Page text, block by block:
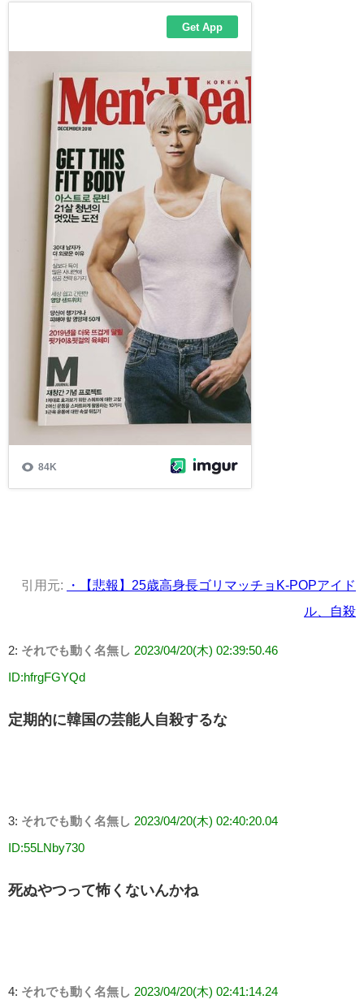
引用元:
・【悲報】25歳高身長ゴリマッチョK-POPアイド
ル、自殺
2: それでも動く名無し 2023/04/20(木) 02:39:50.46
ID:hfrgFGYQd
定期的に韓国の芸能人自殺するな
3: それでも動く名無し 2023/04/20(木) 02:40:20.04
ID:55LNby730
死ぬやつって怖くないんかね
4: それでも動く名無し 2023/04/20(木) 02:41:14.24